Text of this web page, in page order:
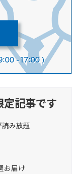
記事です
み放題
お届け